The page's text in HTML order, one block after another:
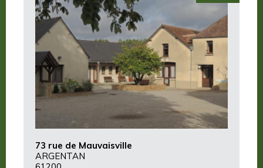
73 rue de Mauvaisville
ARGENTAN